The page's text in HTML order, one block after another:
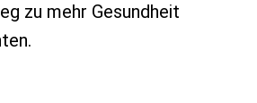
zu mehr Gesundheit